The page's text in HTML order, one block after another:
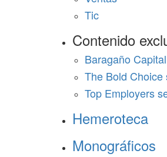
Tic
Contenido
Baragaño
The Bold
Top Employers
Hemeroteca
Monográficos